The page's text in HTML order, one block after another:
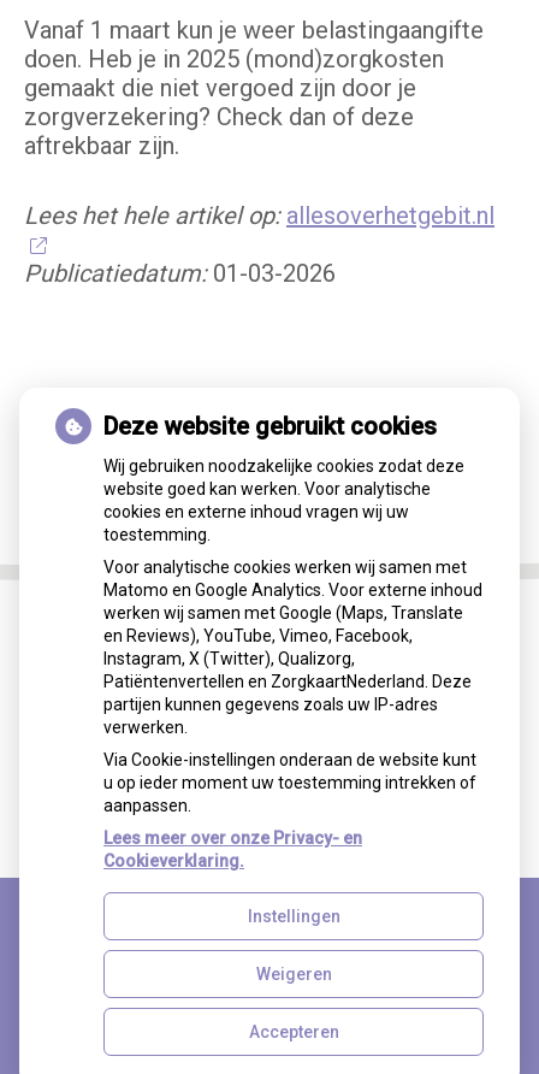
Vanaf 1 maart kun je weer belastingaangifte
doen. Heb je in 2025 (mond)zorgkosten
gemaakt die niet vergoed zijn door je
zorgverzekering? Check dan of deze
aftrekbaar zijn.
Lees het hele artikel op: allesoverhetgebit.nl
Publicatiedatum: 01-03-2026
Terug naar overzicht
Uw Zorg Online|Beheer
Cookie-instellingen
Deze website gebruikt cookies
Wij gebruiken noodzakelijke cookies zodat deze
website goed kan werken. Voor analytische
cookies en externe inhoud vragen wij uw
toestemming.
Voor analytische cookies werken wij samen met
Matomo en Google Analytics. Voor externe inhoud
werken wij samen met Google (Maps, Translate
en Reviews), YouTube, Vimeo, Facebook,
Instagram, X (Twitter), Qualizorg,
Patiëntenvertellen en ZorgkaartNederland. Deze
partijen kunnen gegevens zoals uw IP-adres
verwerken.
Via Cookie-instellingen onderaan de website kunt
u op ieder moment uw toestemming intrekken of
aanpassen.
Lees meer over onze Privacy- en
Cookieverklaring.
Instellingen
Weigeren
Accepteren